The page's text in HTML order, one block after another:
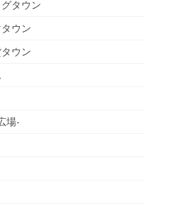
タウン
ウン
ウン
場-